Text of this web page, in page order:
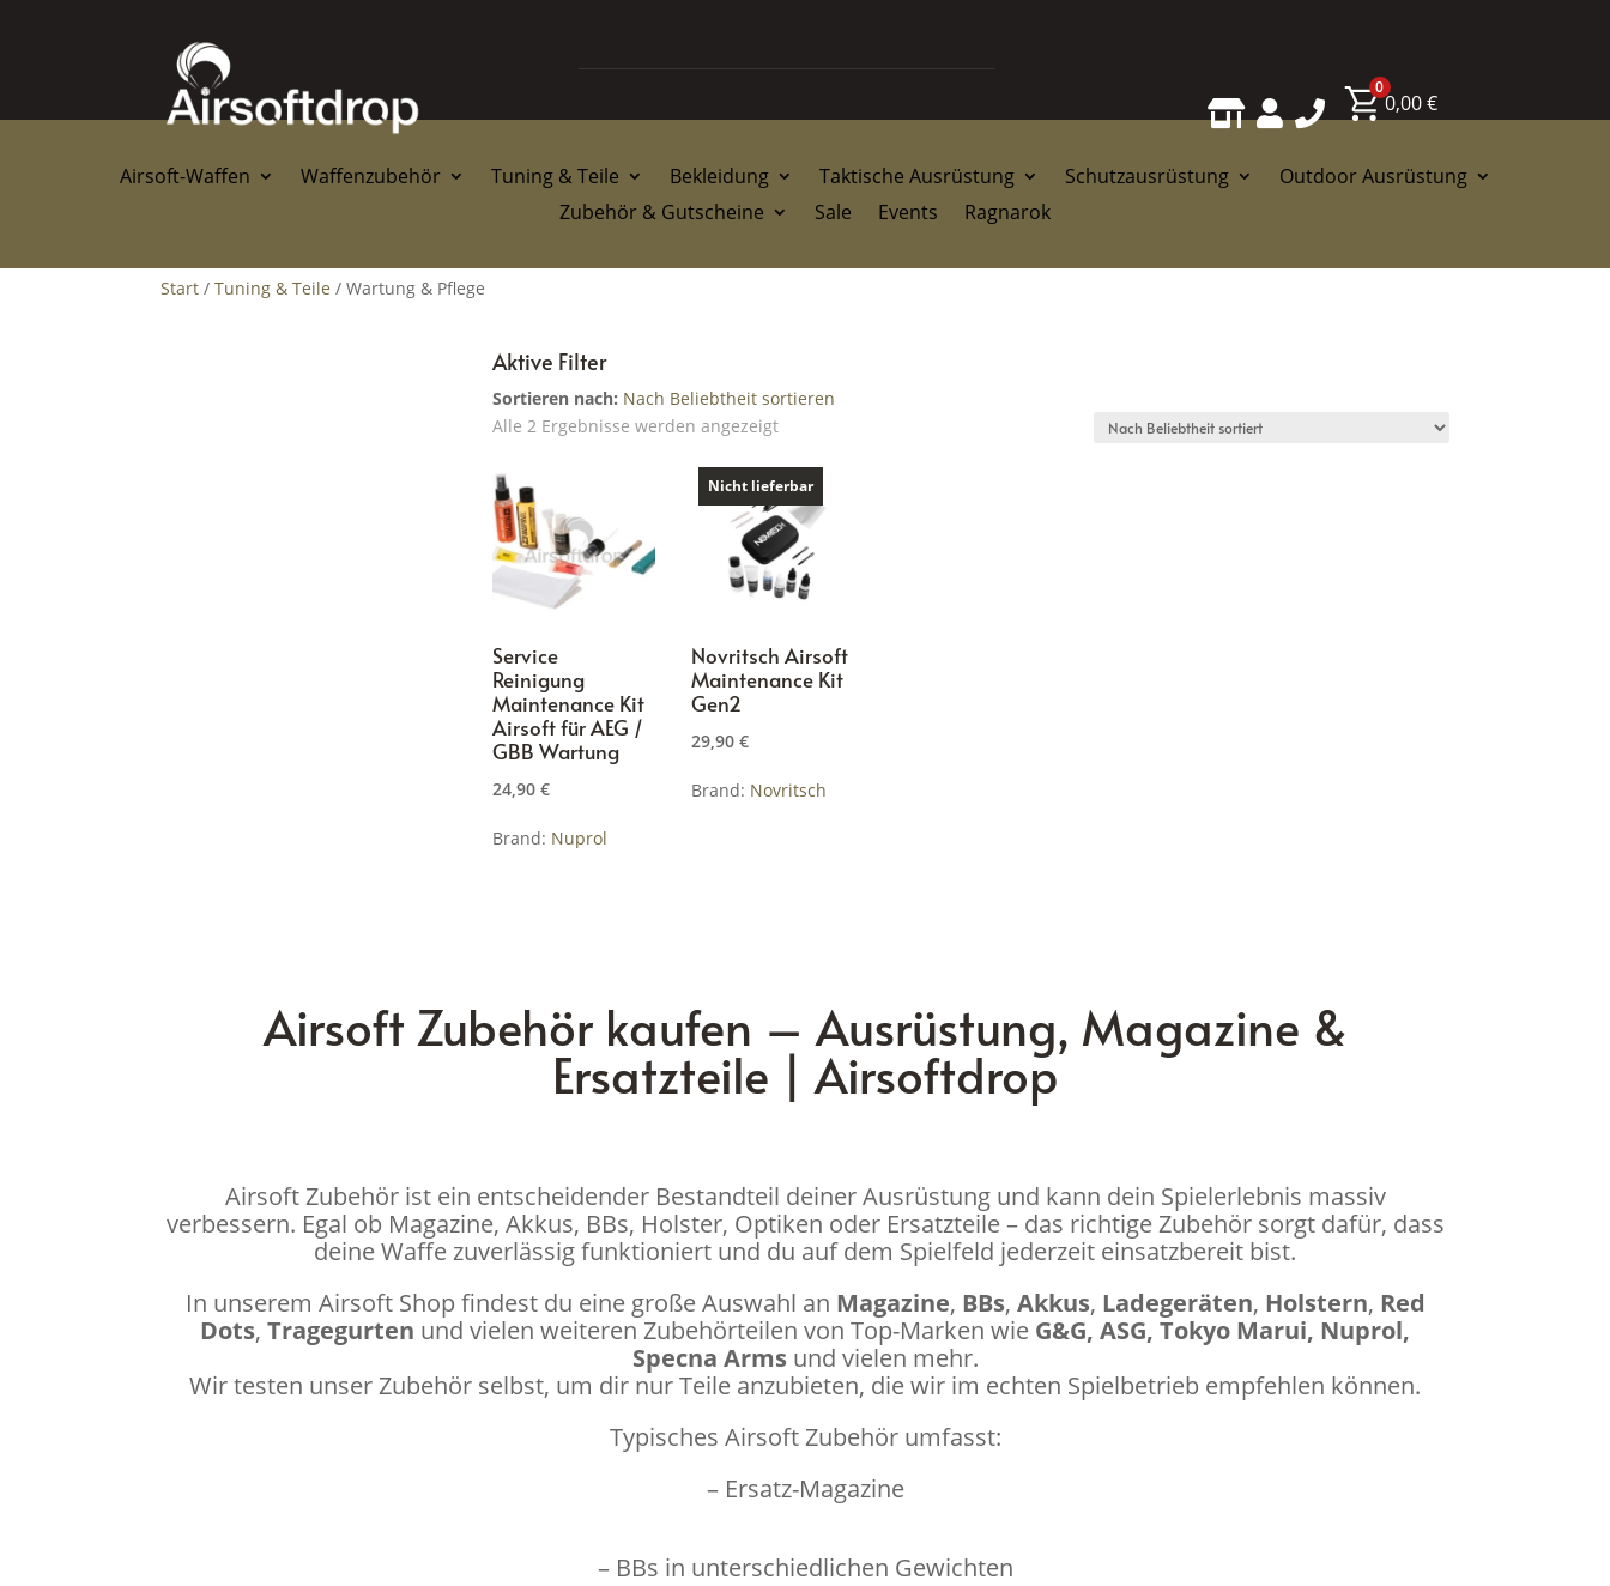
  
0
0,00€
Airsoft-Waffen Waffenzubehör Tuning & Teile Bekleidung Taktische Ausrüstung Schutzausrüstung
Outdoor Ausrüstung
Zubehör & Gutscheine
Sale Events Ragnarok
Start /Tuning & Teile / Wartung & Pflege
Aktive Filter
Sortieren nach: Nach Beliebtheit sortieren
Alle 2 Ergebnisse werden angezeigtNach
sortiert
Service
Reinigung
Maintenance Kit
Airsoft für AEG /
GBB Wartung
24,90€
Brand: Nuprol
Nicht lieferbar
Novritsch Airsoft
Maintenance Kit
Gen2
29,90 €
Brand: Novritsch
Airsoft Zubehör kaufen – Ausrüstung, Magazine &
Ersatzteile | Airsoftdrop
Airsoft Zubehör ist ein entscheidender Bestandteil deiner Ausrüstung und kann dein Spielerlebnis massiv
verbessern. Egal ob Magazine, Akkus, BBs, Holster, Optiken oder Ersatzteile – das richtige Zubehör sorgt dafür, dass
deine Waffe zuverlässig funktioniert und du auf dem Spielfeld jederzeit einsatzbereit bist.
In unserem Airsoft Shop findest du eine große Auswahl an Magazine, BBs, Akkus, Ladegeräten, Holstern, Red
Dots, Tragegurten und vielen weiteren Zubehörteilen von Top-Marken wie G&G, ASG, Tokyo Marui, Nuprol,
Specna Armsund vielen mehr.
Wir testen unser Zubehör selbst, um dir nur Teile anzubieten, die wir im echten Spielbetrieb empfehlen können.
Typisches Airsoft Zubehör umfasst:
– Ersatz-Magazine
– BBs in unterschiedlichen Gewichten